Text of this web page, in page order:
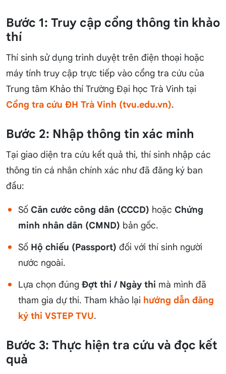
Bước 1: Truy cập cổng thông tin khảo
thí
Thí sinh sử dụng trình duyệt trên điện thoại hoặc
máy tính truy cập trực tiếp vào cổng tra cứu của
Trung tâm Khảo thí Trường Đại học Trà Vinh tại
Cổng tra cứu ĐH Trà Vinh (tvu.edu.vn).
Bước 2: Nhập thông tin xác minh
Tại giao diện tra cứu kết quả thi, thí sinh nhập các
thông tin cá nhân chính xác như đã đăng ký ban
đầu:
Số Căn cước công dân (CCCD) hoặc Chứng
minh nhân dân (CMND) bản gốc.
Số Hộ chiếu (Passport) đối với thí sinh người
nước ngoài.
Lựa chọn đúng Đợt thi / Ngày thi mà mình đã
tham gia dự thi. Tham khảo lại hướng dẫn đăng
ký thi VSTEP TVU.
Bước 3: Thực hiện tra cứu và đọc kết
quả